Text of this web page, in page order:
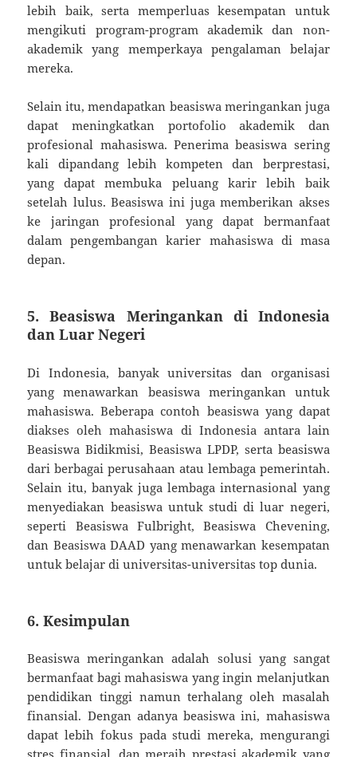
lebih baik, serta memperluas kesempatan untuk
mengikuti program-program akademik dan non-
akademik yang memperkaya pengalaman belajar
mereka.
Selain itu, mendapatkan beasiswa meringankan juga
dapat meningkatkan portofolio akademik dan
profesional mahasiswa. Penerima beasiswa sering
kali dipandang lebih kompeten dan berprestasi,
yang dapat membuka peluang karir lebih baik
setelah lulus. Beasiswa ini juga memberikan akses
ke jaringan profesional yang dapat bermanfaat
dalam pengembangan karier mahasiswa di masa
depan.
5.Beasiswa Meringankan di Indonesia
dan Luar Negeri
Di Indonesia, banyak universitas dan organisasi
yang menawarkan beasiswa meringankan untuk
mahasiswa. Beberapa contoh beasiswa yang dapat
diakses oleh mahasiswa di Indonesia antara lain
Beasiswa Bidikmisi, Beasiswa LPDP, serta beasiswa
dari berbagai perusahaan atau lembaga pemerintah.
Selain itu, banyak juga lembaga internasional yang
menyediakan beasiswa untuk studi di luar negeri,
seperti Beasiswa Fulbright, Beasiswa Chevening,
dan Beasiswa DAAD yang menawarkan kesempatan
untuk belajar di universitas-universitas top dunia.
6.Kesimpulan
Beasiswa meringankan adalah solusi yang sangat
bermanfaat bagi mahasiswa yang ingin melanjutkan
pendidikan tinggi namun terhalang oleh masalah
finansial. Dengan adanya beasiswa ini, mahasiswa
dapat lebih fokus pada studi mereka, mengurangi